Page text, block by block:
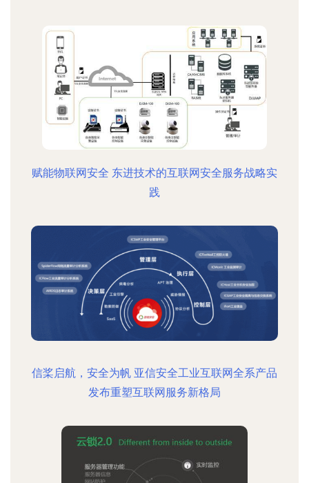
赋能物联网安全 东进技术的互联网安全服务战略实
践
信桨启航，安全为帆 亚信安全工业互联网全系产品
发布重塑互联网服务新格局